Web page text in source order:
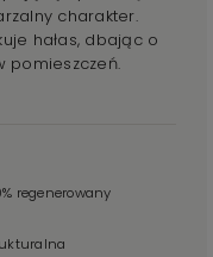
charakter.
hałas, dbając o
pomieszczeń.
regenerowany